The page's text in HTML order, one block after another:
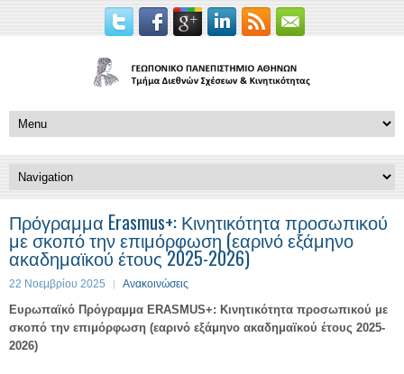
Πρόγραμμα Erasmus+: Κινητικότητα προσωπικού
με σκοπό την επιμόρφωση (εαρινό εξάμηνο
ακαδημαϊκού έτους 2025-2026)
22 Νοεμβρίου 2025 Ανακοινώσεις
Ευρωπαϊκό Πρόγραμμα ERASMUS+: Κινητικότητα προσωπικού με
σκοπό την επιμόρφωση (εαρινό εξάμηνο ακαδημαϊκού έτους 2025-
2026)